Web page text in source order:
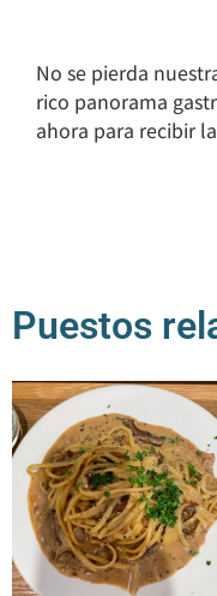
No se pierda
rico panorama
ahora para recibir
Puestos